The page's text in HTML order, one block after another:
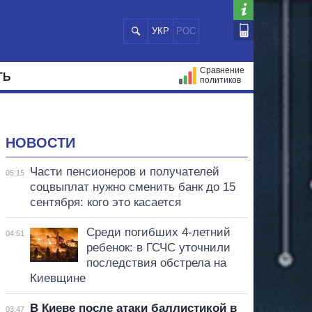
УКР РОС
Сравнение
политиков
НОВОСТИ
05:15
Части пенсионеров и получателей
соцвыплат нужно сменить банк до 15
сентября: кого это касается
04:51
Среди погибших 4-летний
ребенок: в ГСЧС уточнили
последствия обстрела на
Киевщине
03:47
В Киеве после атаки баллистикой в